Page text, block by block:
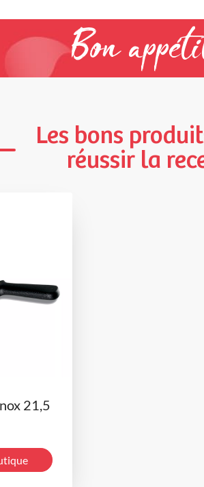
Bon
Les bons
réussir la
21,5